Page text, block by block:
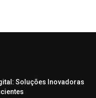
Soluções Inovadoras